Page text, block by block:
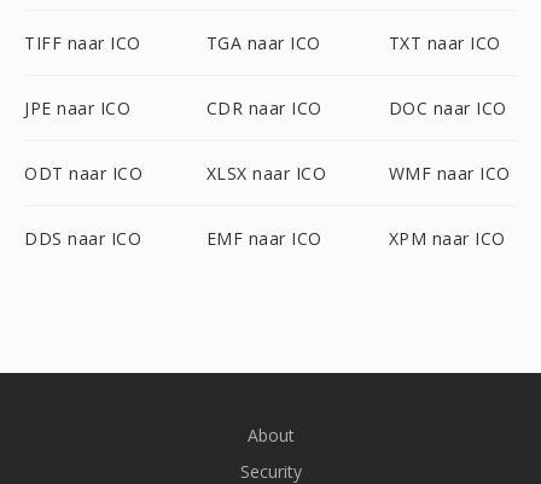
TIFF naar ICO TGA naar ICO TXT naar ICO
JPE naar ICO CDR naar ICO DOC naar ICO
ODT naar ICO XLSX naar ICO WMF naar ICO
DDS naar ICO EMF naar ICO XPM naar ICO
About
Security